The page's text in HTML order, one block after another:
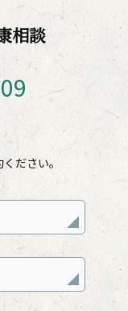
相談
ださい。